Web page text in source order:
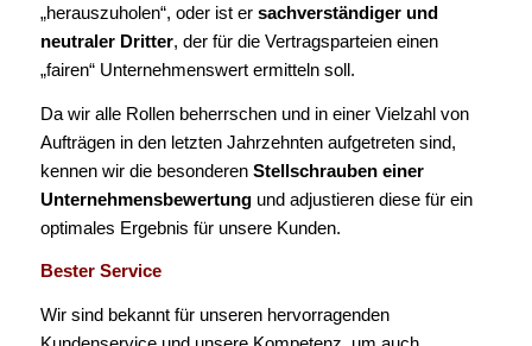
„herauszuholen“, oder ist er sachverständiger und
neutraler Dritter, der für die Vertragsparteien einen
„fairen“ Unternehmenswert ermitteln soll.
Da wir alle Rollen beherrschen und in einer Vielzahl von
Aufträgen in den letzten Jahrzehnten aufgetreten sind,
kennen wir die besonderen Stellschrauben einer
Unternehmensbewertungund adjustieren diese für ein
optimales Ergebnis für unsere Kunden.
Bester Service
Wir sind bekannt für unseren hervorragenden